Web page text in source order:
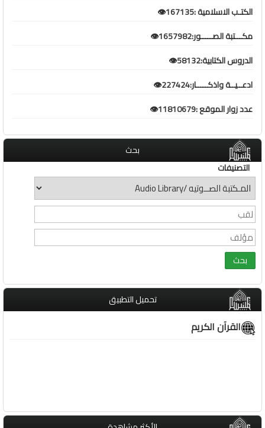
الكتـب الاسلامية :167135👁️
مكـــتبة الصـــــور:1657982👁️
الدروس الكتابية:58132👁️
ادعــيــة واذكـــــار:227424👁️
عدد زوار الموقع :11810679👁️
بحث
التصنيفات
تحميل التطبيق
القرآن الكريم